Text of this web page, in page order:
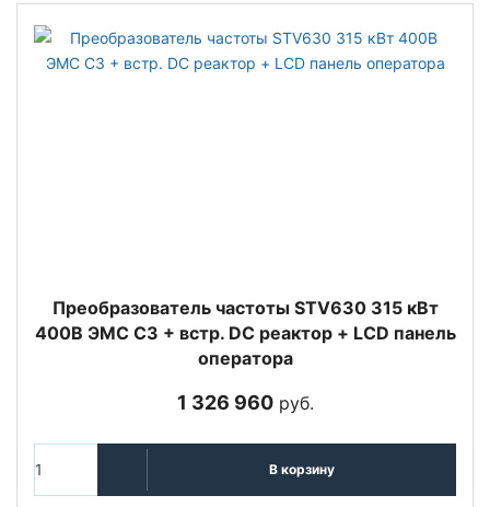
Преобразователь частоты STV630 315 кВт
400В ЭМС С3 + встр. DC реактор + LCD панель
оператора
1 326 960руб.
В корзину